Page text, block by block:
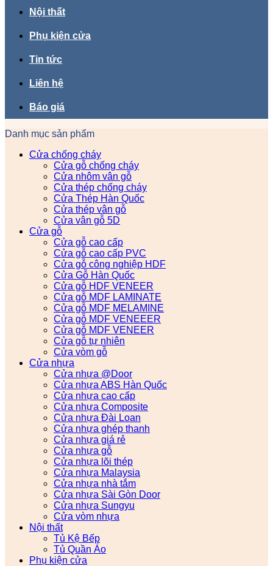
Nội thất
Phụ kiện cửa
Tin tức
Liên hệ
Báo giá
Danh mục sản phẩm
Cửa chống cháy
Cửa gỗ chống cháy
Cửa nhôm vân gỗ
Cửa thép chống cháy
Cửa Thép Hàn Quốc
Cửa thép vân gỗ
Cửa vân gỗ 5D
Cửa gỗ
Cửa gỗ cao cấp
Cửa gỗ cao cấp PVC
Cửa gỗ công nghiệp HDF
Cửa Gỗ Hàn Quốc
Cửa gỗ HDF VENEER
Cửa gỗ MDF LAMINATE
Cửa gỗ MDF MELAMINE
Cửa gỗ MDF VENEEER
Cửa gỗ MDF VENEER
Cửa gỗ tự nhiên
Cửa vòm gỗ
Cửa nhựa
Cửa nhựa @Door
Cửa nhựa ABS Hàn Quốc
Cửa nhựa cao cấp
Cửa nhựa Composite
Cửa nhựa Đài Loan
Cửa nhựa ghép thanh
Cửa nhựa giá rẻ
Cửa nhựa gỗ
Cửa nhựa lõi thép
Cửa nhựa Malaysia
Cửa nhựa nhà tắm
Cửa nhựa Sài Gòn Door
Cửa nhựa Sungyu
Cửa vòm nhựa
Nội thất
Tủ Kệ Bếp
Tủ Quần Áo
Phụ kiện cửa